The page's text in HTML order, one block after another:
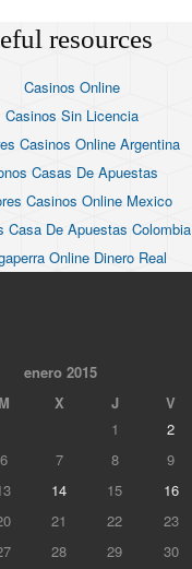
resources
Casinos Online
Casinos Sin Licencia
Casinos Online Argentina
Casas De Apuestas
Casinos Online Mexico
Casa De Apuestas Colombia
Online Dinero Real
enero 2015
M X J V
1
2
6 7 8 9
14 15 16
21 22 23
28 29 30